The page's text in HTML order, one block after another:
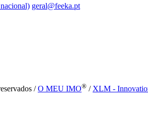
geral@feeka.pt
/O MEU IMO® / XLM -